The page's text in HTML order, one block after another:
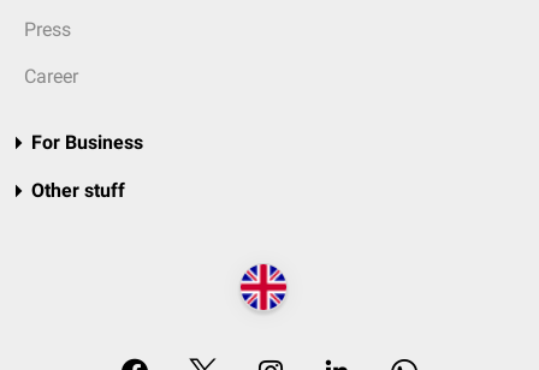
Press
Career
For Business
Other stuff